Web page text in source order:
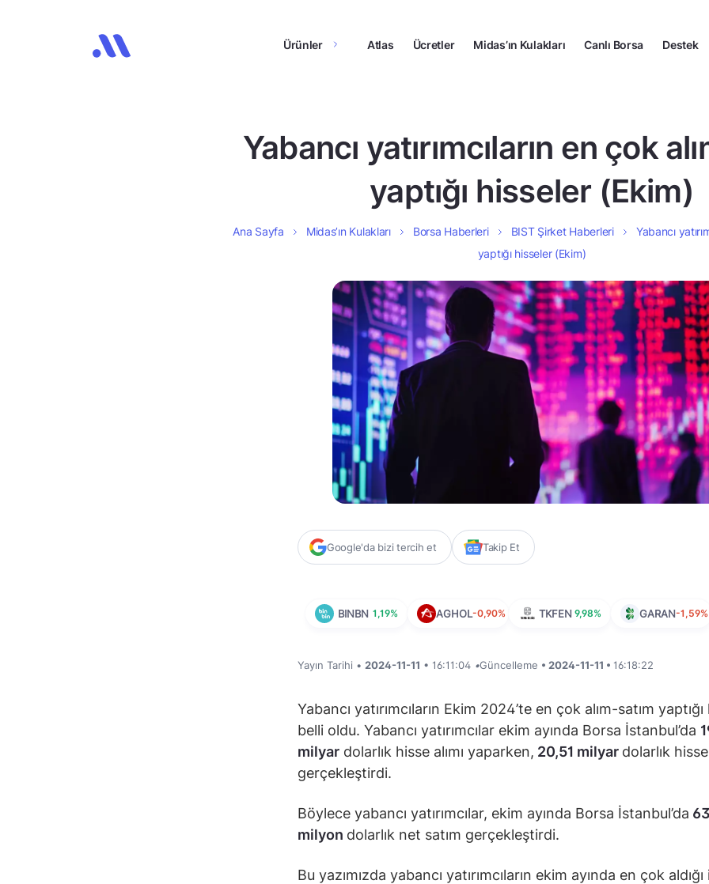
Ürünler Atlas Ücretler Midas’ın Kulakları Canlı Borsa Destek
Yabancı yatırımcıların en çok
yaptığı hisseler (Ekim)
Ana Sayfa Midas’ın Kulakları Borsa Haberleri BIST Şirket Haberleri
Yabancı
yaptığı hisseler (Ekim)
Google'da bizi tercih et Takip Et
BINBN 1,19% AGHOL-0,90% TKFEN 9,98% GARAN-1,59%
Yayın Tarihi • 2024-11-11 • 16:11:04 •Güncelleme • 2024-11-11 • 16:18:22
Yabancı yatırımcıların Ekim 2024’te en çok alım-satım
belli oldu. Yabancı yatırımcılar ekim ayında Borsa İstanbul’da
milyar dolarlık hisse alımı yaparken, 20,51 milyar dolarlık hisse
gerçekleştirdi.
Böylece yabancı yatırımcılar, ekim ayında Borsa İstanbul’da
milyon dolarlık net satım gerçekleştirdi.
Bu yazımızda yabancı yatırımcıların ekim ayında en çok aldığı